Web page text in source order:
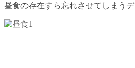
昼食の存在すら忘れさせてしまう